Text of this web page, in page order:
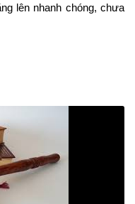
lên nhanh chóng, chưa